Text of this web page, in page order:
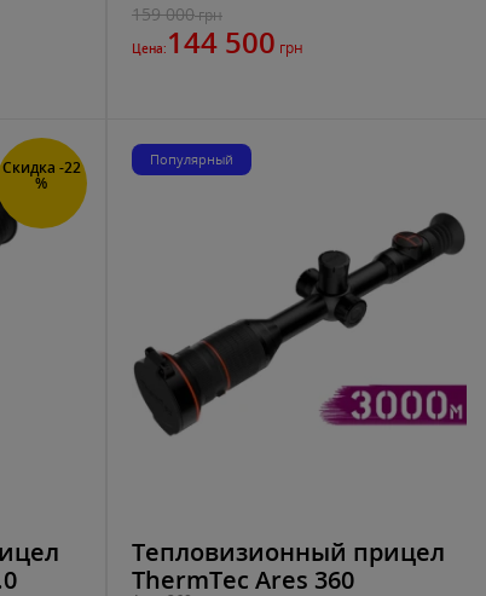
159 000грн
Цена: 144 500 грн
Скидка -22
%
Популярный
Тепловизионный прицел
ThermTec Ares 360